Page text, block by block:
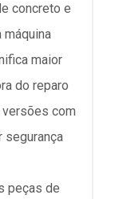
concreto e
maior
do reparo
com
segurança
peças de